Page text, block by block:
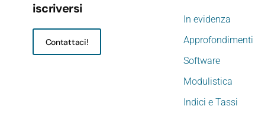
iscriversi
Contattaci!
In evidenza
Approfondimenti
Software
Modulistica
Indici e Tassi